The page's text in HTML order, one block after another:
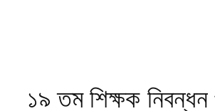
১৯ তম শিক্ষক নিবন্ধন